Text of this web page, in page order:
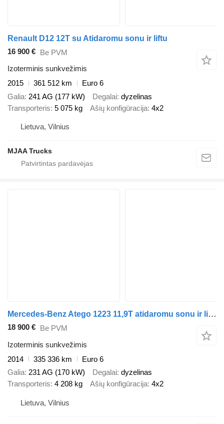
Renault D12 12T su Atidaromu sonu ir liftu
16 900 € Be PVM
Izoterminis sunkvežimis
2015
361 512 km
Euro 6
Galia 241 AG (177 kW) Degalai dyzelinas
Transporteris 5 075 kg Ašių konfigūracija 4x2
Lietuva, Vilnius
MJAA Trucks
Mercedes-Benz Atego 1223 11,9T atidaromu sonu ir liftu
18 900 € Be PVM
Izoterminis sunkvežimis
2014
335 336 km
Euro 6
Galia 231 AG (170 kW) Degalai dyzelinas
Transporteris 4 208 kg Ašių konfigūracija 4x2
Lietuva, Vilnius